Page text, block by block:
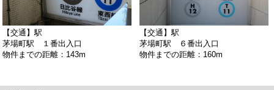
【交通】駅
茅場町駅 １番出入口
物件までの距離：143m
【交通】駅
茅場町駅 ６番出入口
物件までの距離：160m